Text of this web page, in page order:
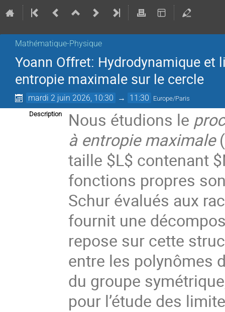
Mathématique-Physique
Yoann Offret: Hydrodynamique et
entropie maximale sur le cercle
mardi 2 juin 2026, 10:30 → 11:30 Europe/Paris
Description Nous étudions le
à entropie maximale
taille $L$ contenant
fonctions propres
Schur évalués aux
fournit une
repose sur cette
entre les polynômes
du groupe
pour l’étude des